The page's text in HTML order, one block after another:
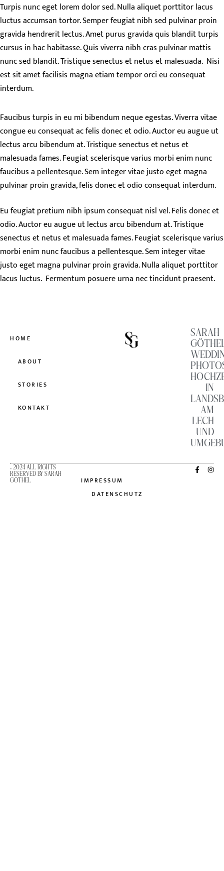
Turpis nunc eget lorem dolor sed. Nulla aliquet porttitor lacus
luctus accumsan tortor. Semper feugiat nibh sed pulvinar proin
gravida hendrerit lectus. Amet purus gravida quis blandit turpis
cursus in hac habitasse. Quis viverra nibh cras pulvinar mattis
nunc sed blandit. Tristique senectus et netus et malesuada. Nisi
est sit amet facilisis magna etiam tempor orci eu consequat
interdum.
Faucibus turpis in eu mi bibendum neque egestas. Viverra vitae
congue eu consequat ac felis donec et odio. Auctor eu augue ut
lectus arcu bibendum at. Tristique senectus et netus et
malesuada fames. Feugiat scelerisque varius morbi enim nunc
faucibus a pellentesque. Sem integer vitae justo eget magna
pulvinar proin gravida, felis donec et odio consequat interdum.
Eu feugiat pretium nibh ipsum consequat nisl vel. Felis donec et
odio. Auctor eu augue ut lectus arcu bibendum at. Tristique
senectus et netus et malesuada fames. Feugiat scelerisque varius
morbi enim nunc faucibus a pellentesque. Sem integer vitae
justo eget magna pulvinar proin gravida. Nulla aliquet porttitor
lacus luctus. Fermentum posuere urna nec tincidunt praesent.
HOME
ABOUT
STORIES
KONTAKT
SARAH
IN
AM
LECH
UND
© 2024 ALL RIGHTS
RESERVED BY SARAH
GÖTHEL
IMPRESSUM
DATENSCHUTZ